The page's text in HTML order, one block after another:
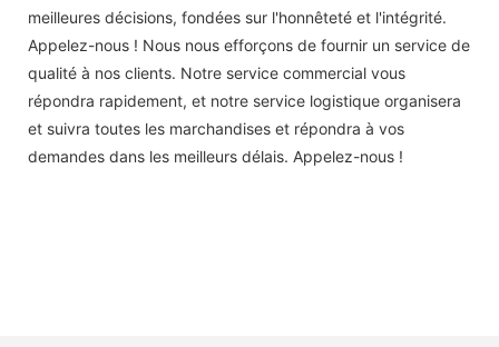
meilleures décisions, fondées sur l'honnêteté et l'intégrité.
Appelez-nous ! Nous nous efforçons de fournir un service de
qualité à nos clients. Notre service commercial vous
répondra rapidement, et notre service logistique organisera
et suivra toutes les marchandises et répondra à vos
demandes dans les meilleurs délais. Appelez-nous !